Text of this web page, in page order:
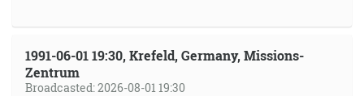
1991-06-01 19:30, Krefeld, Germany, Missions-
Zentrum
Broadcasted: 2026-08-01 19:30